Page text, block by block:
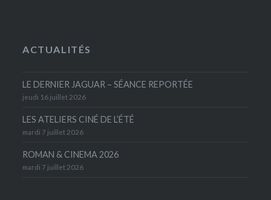
ACTUALITÉS
LE DERNIER JAGUAR – SÉANCE REPORTÉE
jeudi 16 juillet 2026
LES ATELIERS CINÉ DE L’ÉTÉ
mardi 7 juillet 2026
ROMAN & CINEMA 2026
mardi 7 juillet 2026